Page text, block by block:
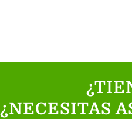
¿NECESITAS